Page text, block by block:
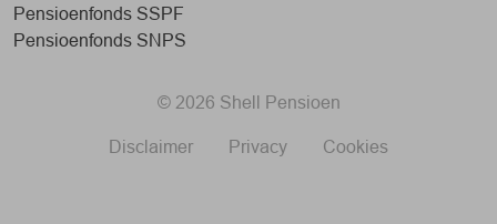
Pensioenfonds SSPF
Pensioenfonds SNPS
© 2026 Shell Pensioen
Disclaimer Privacy Cookies